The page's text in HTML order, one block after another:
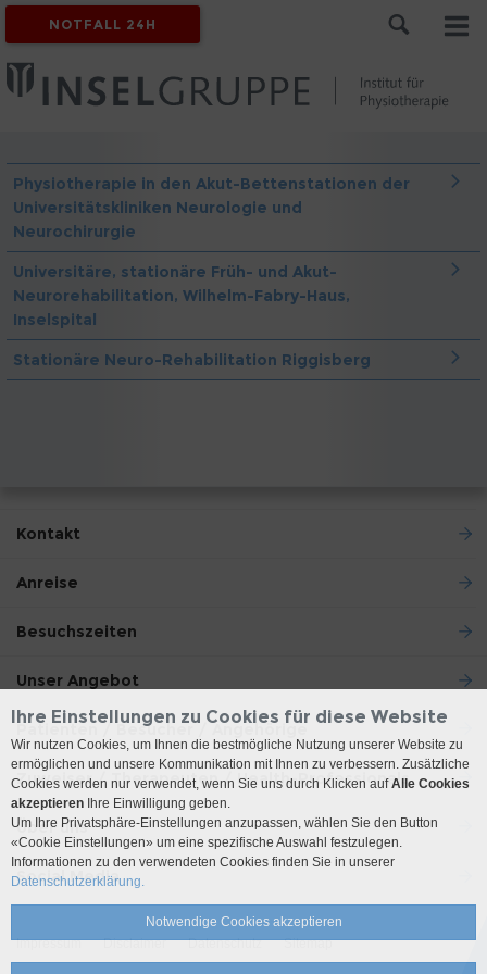
NOTFALL 24H
Physiotherapie in den Akut-Bettenstationen der
Universitätskliniken Neurologie und
Neurochirurgie
Universitäre, stationäre Früh- und Akut-
Neurorehabilitation, Wilhelm-Fabry-Haus,
Inselspital
Stationäre Neuro-Rehabilitation Riggisberg
Kontakt
Anreise
Besuchszeiten
Unser Angebot
Patienten / Besucher / Angehörige
Zuweiser / Therapeuten / Health-Professionals
Über uns
Social Media
Impressum Disclaimer Datenschutz Sitemap
Ihre Einstellungen zu Cookies für diese Website
Wir nutzen Cookies, um Ihnen die bestmögliche Nutzung unserer Website zu
ermöglichen und unsere Kommunikation mit Ihnen zu verbessern. Zusätzliche
Cookies werden nur verwendet, wenn Sie uns durch Klicken aufAlle Cookies
akzeptieren Ihre Einwilligung geben.
Um Ihre Privatsphäre-Einstellungen anzupassen, wählen Sie den Button
«Cookie Einstellungen» um eine spezifische Auswahl festzulegen.
Informationen zu den verwendeten Cookies finden Sie in unserer
Datenschutzerklärung.
Notwendige Cookies akzeptieren